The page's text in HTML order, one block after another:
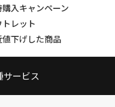
購入キャンペーン
トレット
値下げした商品
サービス